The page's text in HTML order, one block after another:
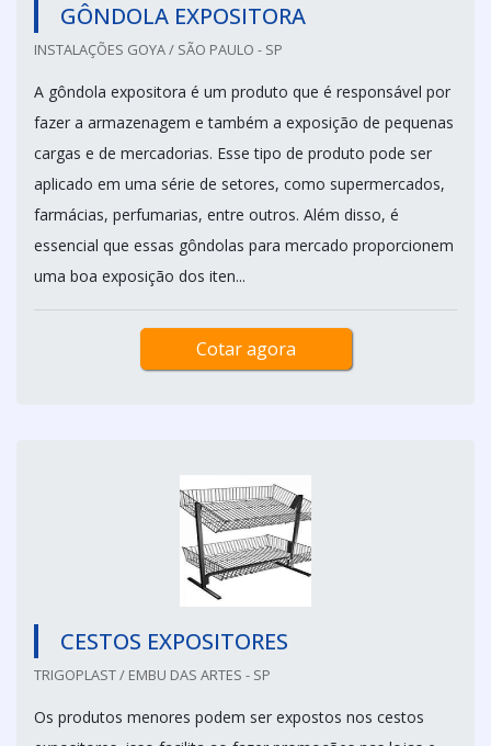
GÔNDOLA EXPOSITORA
INSTALAÇÕES GOYA / SÃO PAULO - SP
A gôndola expositora é um produto que é responsável por
fazer a armazenagem e também a exposição de pequenas
cargas e de mercadorias. Esse tipo de produto pode ser
aplicado em uma série de setores, como supermercados,
farmácias, perfumarias, entre outros. Além disso, é
essencial que essas gôndolas para mercado proporcionem
uma boa exposição dos iten...
Cotar agora
CESTOS EXPOSITORES
TRIGOPLAST / EMBU DAS ARTES - SP
Os produtos menores podem ser expostos nos cestos